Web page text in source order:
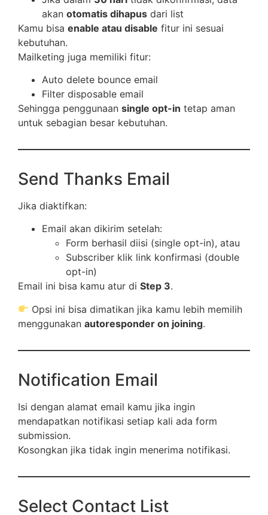
akan otomatis dihapus dari list
Kamu bisa enable atau disable fitur ini sesuai
kebutuhan.
Mailketing juga memiliki fitur:
Auto delete bounce email
Filter disposable email
Sehingga penggunaan single opt-in tetap aman
untuk sebagian besar kebutuhan.
Send Thanks Email
Jika diaktifkan:
Email akan dikirim setelah:
Form berhasil diisi (single opt-in), atau
Subscriber klik link konfirmasi (double
opt-in)
Email ini bisa kamu atur di Step 3.
Opsi ini bisa dimatikan jika kamu lebih memilih
menggunakan autoresponder on joining.
Notification Email
Isi dengan alamat email kamu jika ingin
mendapatkan notifikasi setiap kali ada form
submission.
Kosongkan jika tidak ingin menerima notifikasi.
Select Contact List